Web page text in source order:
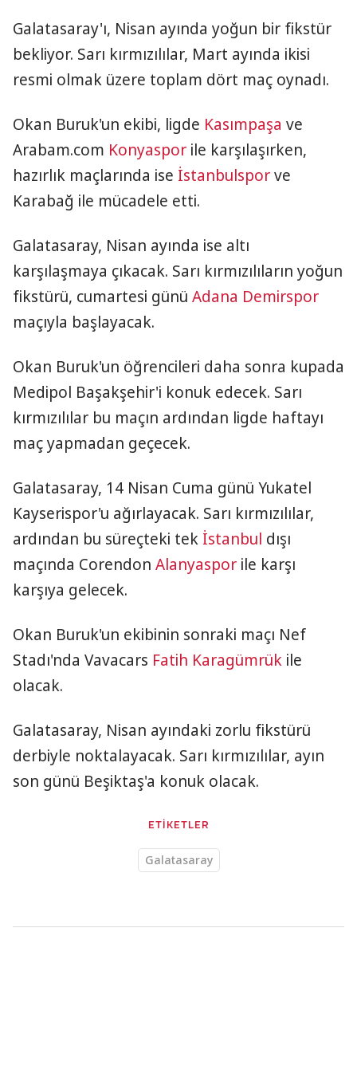
Galatasaray'ı, Nisan ayında yoğun bir fikstür
bekliyor. Sarı kırmızılılar, Mart ayında ikisi
resmi olmak üzere toplam dört maç oynadı.
Okan Buruk'un ekibi, ligde Kasımpaşa ve
Arabam.com Konyaspor ile karşılaşırken,
hazırlık maçlarında ise İstanbulsporve
Karabağ ile mücadele etti.
Galatasaray, Nisan ayında ise altı
karşılaşmaya çıkacak. Sarı kırmızılıların yoğun
fikstürü, cumartesi günü Adana Demirspor
maçıyla başlayacak.
Okan Buruk'un öğrencileri daha sonra kupada
Medipol Başakşehir'i konuk edecek. Sarı
kırmızılılar bu maçın ardından ligde haftayı
maç yapmadan geçecek.
Galatasaray, 14 Nisan Cuma günü Yukatel
Kayserispor'u ağırlayacak. Sarı kırmızılılar,
ardından bu süreçteki tek İstanbul dışı
maçında Corendon Alanyaspor ile karşı
karşıya gelecek.
Okan Buruk'un ekibinin sonraki maçı Nef
Stadı'nda Vavacars Fatih Karagümrük ile
olacak.
Galatasaray, Nisan ayındaki zorlu fikstürü
derbiyle noktalayacak. Sarı kırmızılılar, ayın
son günü Beşiktaş'a konuk olacak.
ETİKETLER
Galatasaray